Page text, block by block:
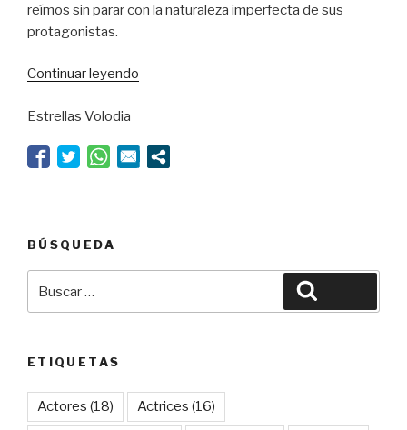
reímos sin parar con la naturaleza imperfecta de sus
protagonistas.
Continuar leyendo
Estrellas Volodia
BÚSQUEDA
por:
ETIQUETAS
Actores (18) Actrices (16)